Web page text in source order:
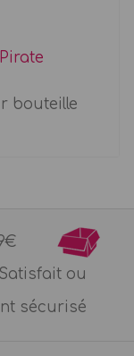
bouteille
79€
ou
sécurisé